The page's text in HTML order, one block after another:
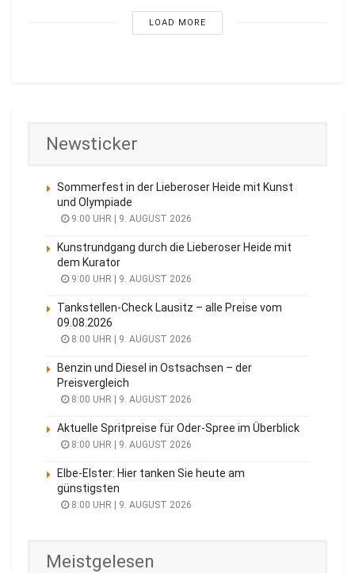
LOAD MORE
Newsticker
Sommerfest in der Lieberoser Heide mit Kunst
und Olympiade
9:00 UHR | 9. AUGUST 2026
Kunstrundgang durch die Lieberoser Heide mit
dem Kurator
9:00 UHR | 9. AUGUST 2026
Tankstellen-Check Lausitz – alle Preise vom
09.08.2026
8:00 UHR | 9. AUGUST 2026
Benzin und Diesel in Ostsachsen – der
Preisvergleich
8:00 UHR | 9. AUGUST 2026
Aktuelle Spritpreise für Oder-Spree im Überblick
8:00 UHR | 9. AUGUST 2026
Elbe-Elster: Hier tanken Sie heute am
günstigsten
8:00 UHR | 9. AUGUST 2026
Meistgelesen